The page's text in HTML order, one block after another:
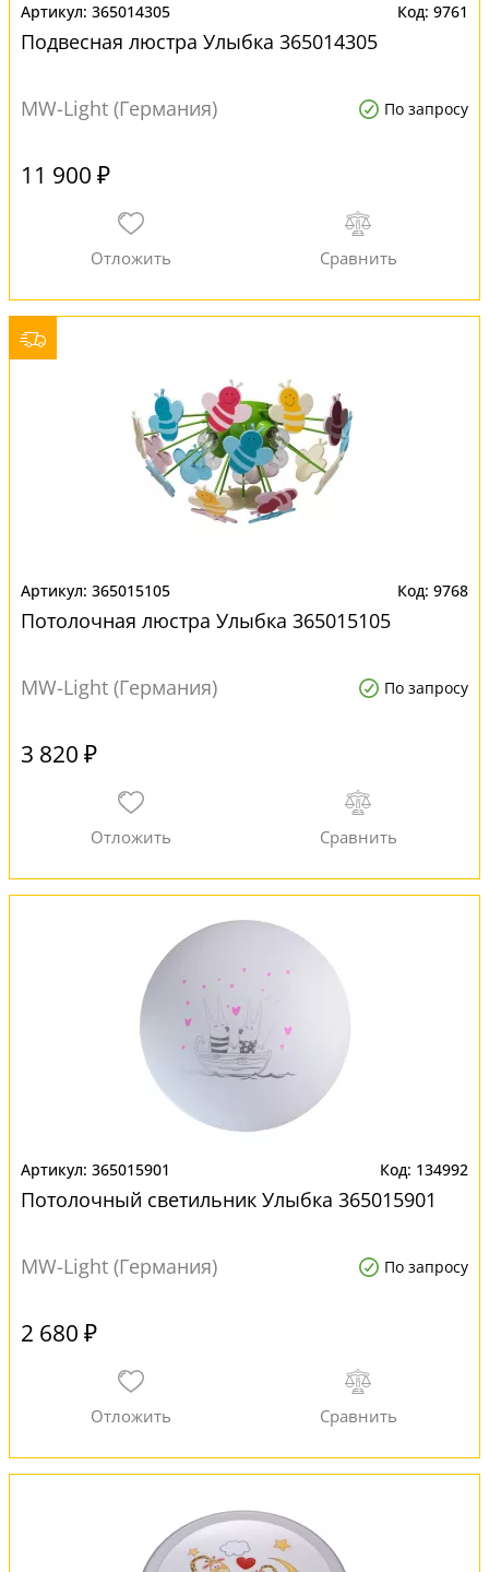
365014305 9761
Подвесная люстра Улыбка 365014305
MW-Light (Германия) По запросу
11 900 ₽
365015105 9768
Потолочная люстра Улыбка 365015105
MW-Light (Германия) По запросу
3 820 ₽
365015901 134992
Потолочный светильник Улыбка 365015901
MW-Light (Германия) По запросу
2 680 ₽